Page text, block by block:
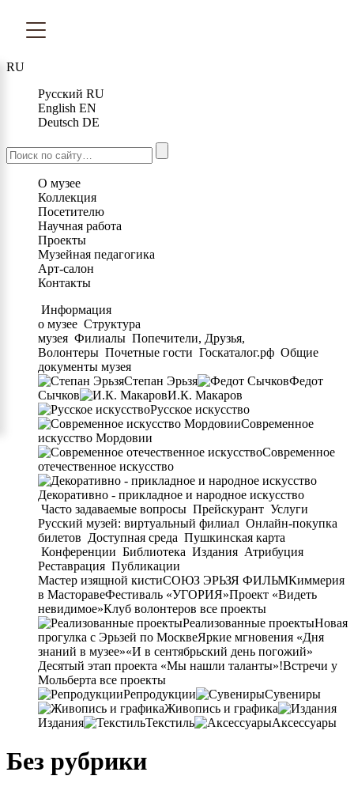
RU
Русский RU
English EN
Deutsch DE
О музее
Коллекция
Посетителю
Научная работа
Проекты
Музейная педагогика
Арт-салон
Контакты
Информация
о музее Структура
музея Филиалы Попечители, Друзья,
Волонтеры Почетные гости Госкаталог.рф Общие
документы музея
Степан Эрьзя
Федот
Сычков
И.К. Макаров
Русское искусство
Современное
искусство Мордовии
Современное
отечественное искусство
Декоративно - прикладное и народное искусство
Часто задаваемые вопросы Прейскурант Услуги
Русский музей: виртуальный филиал Онлайн-покупка
билетов Доступная среда Пушкинская карта
Конференции Библиотека Издания Атрибуция
Реставрация Публикации
Мастер изящной кистиСОЮЗ ЭРЬЗЯ ФИЛЬМКиммерия
в МасторавеФестиваль «УГОРИЯ»Проект «Видеть
невидимое»Клуб волонтеров все проекты
Реализованные проектыНовая
прогулка с Эрьзей по МосквеЯркие мгновения «Дня
знаний в музее»«И в сентябрьский день погожий»
Десятый этап проекта «Мы нашли таланты»!Встречи у
Мольберта все проекты
Репродукции
Сувениры
Живопись и графика
Издания
Текстиль Аксессуары
Без рубрики